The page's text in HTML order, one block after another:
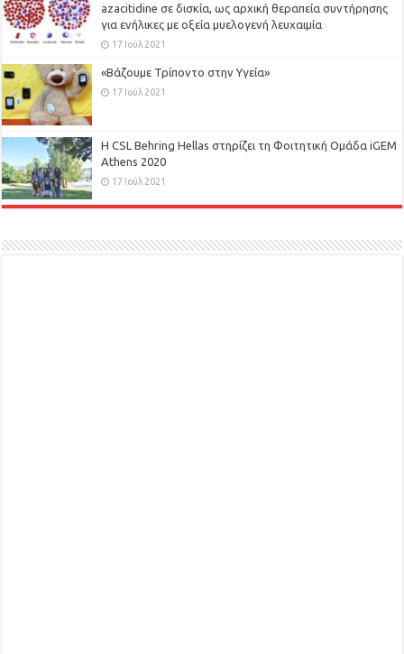
azacitidine σε δισκία, ως αρχική θεραπεία συντήρησης
για ενήλικες με οξεία μυελογενή λευχαιμία
17 Ιούλ 2021
«Βάζουμε Τρίποντο στην Υγεία»
17 Ιούλ 2021
H CSL Behring Hellas στηρίζει τη Φοιτητική Ομάδα iGEM
Athens 2020
17 Ιούλ 2021